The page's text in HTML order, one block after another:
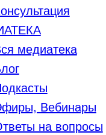
медиатека
Вебинары
на вопросы